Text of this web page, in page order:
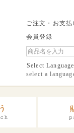
ご注文・お支払
会員登録
Select Language
select a